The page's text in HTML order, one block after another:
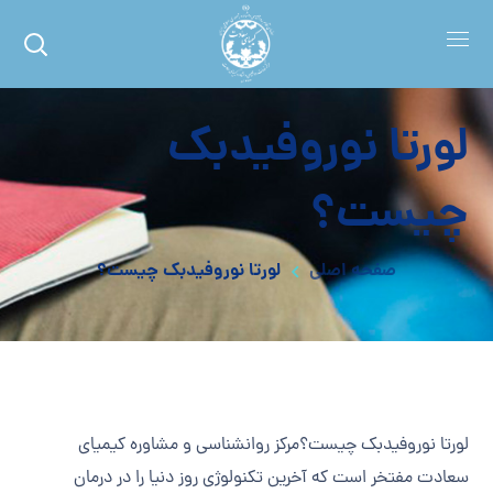
لورتا نوروفیدبک
چیست؟
صفحه اصلی لورتا نوروفیدبک چیست؟
لورتا نوروفیدبک چیست؟مرکز روانشناسی و مشاوره کیمیای
سعادت مفتخر است که آخرین تکنولوژی روز دنیا را در درمان